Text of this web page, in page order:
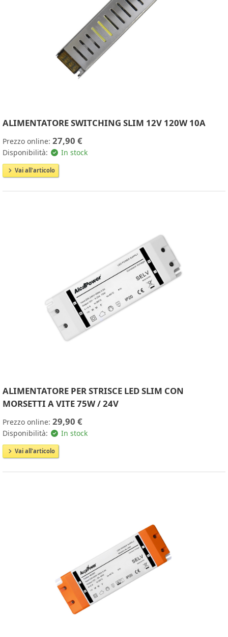
ALIMENTATORE SWITCHING SLIM 12V 120W 10A
Prezzo online: 27,90 €
Disponibilità: In stock
Vai all'articolo
ALIMENTATORE PER STRISCE LED SLIM CON
MORSETTI A VITE 75W / 24V
Prezzo online: 29,90 €
Disponibilità: In stock
Vai all'articolo